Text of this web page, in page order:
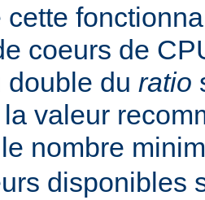
cette
coeurs de
double du ratio
valeur
nombre
disponibles